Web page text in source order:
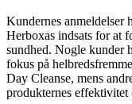
Kundernes anmeldelser
Herboxas indsats for at
sundhed. Nogle kunder
fokus på
Day Cleanse, mens
produkternes